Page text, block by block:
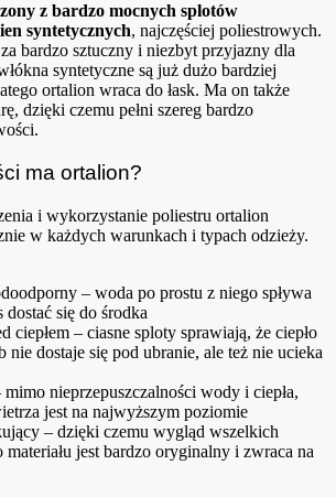
z bardzo mocnych splotów
syntetycznych, najczęściej poliestrowych.
bardzo sztuczny i niezbyt przyjazny dla
syntetyczne są już dużo bardziej
ortalion wraca do łask. Ma on także
dzięki czemu pełni szereg bardzo
ma ortalion?
i wykorzystanie poliestru ortalion
w każdych warunkach i typach odzieży.
– woda po prostu z niego spływa
dostać się do środka
ciepłem – ciasne sploty sprawiają, że ciepło
nie dostaje się pod ubranie, ale też nie ucieka
nieprzepuszczalności wody i ciepła,
jest na najwyższym poziomie
– dzięki czemu wygląd wszelkich
jest bardzo oryginalny i zwraca na